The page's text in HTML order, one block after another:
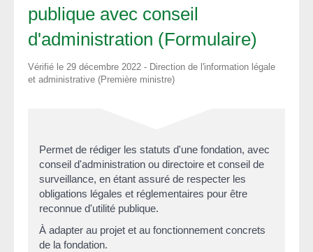
publique avec conseil
d'administration (Formulaire)
Vérifié le 29 décembre 2022 - Direction de l'information légale
et administrative (Première ministre)
Permet de rédiger les statuts d'une fondation, avec
conseil d'administration ou directoire et conseil de
surveillance, en étant assuré de respecter les
obligations légales et réglementaires pour être
reconnue d'utilité publique.
À adapter au projet et au fonctionnement concrets
de la fondation.